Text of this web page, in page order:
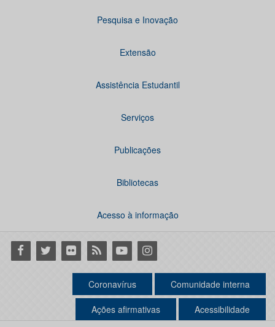
Pesquisa e Inovação
Extensão
Assistência Estudantil
Serviços
Publicações
Bibliotecas
Acesso à informação
Facebook
Twitter Flickr RSS YoutubeInstagram
Coronavírus Comunidade interna
Ações afirmativas Acessibilidade